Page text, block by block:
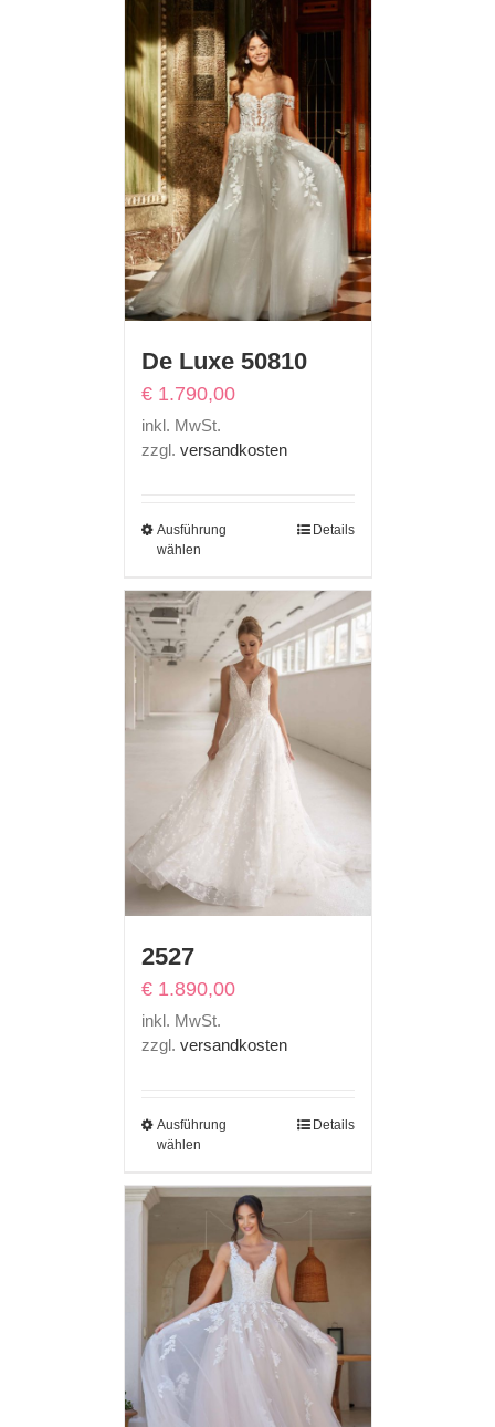
De Luxe 50810
€1.790,00
inkl. MwSt.
zzgl. versandkosten
Ausführung
wählen
Details
2527
€1.890,00
inkl. MwSt.
zzgl. versandkosten
Ausführung
wählen
Details